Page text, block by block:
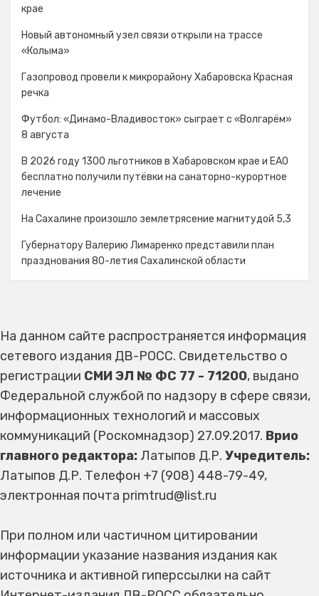
крае
Новый автономный узел связи открыли на трассе
«Колыма»
Газопровод провели к микрорайону Хабаровска Красная
речка
Футбол: «Динамо-Владивосток» сыграет с «Волгарём»
8 августа
В 2026 году 1300 льготников в Хабаровском крае и ЕАО
бесплатно получили путёвки на санаторно-курортное
лечение
На Сахалине произошло землетрясение магнитудой 5,3
Губернатору Валерию Лимаренко представили план
празднования 80-летия Сахалинской области
На данном сайте распространяется информация
сетевого издания ДВ-РОСС. Свидетельство о
регистрации СМИ ЭЛ № ФС 77 - 71200, выдано
Федеральной службой по надзору в сфере связи,
информационных технологий и массовых
коммуникаций (Роскомнадзор) 27.09.2017. Врио
главного редактора: Латыпов Д.Р. Учредитель:
Латыпов Д.Р. Телефон +7 (908) 448-79-49,
электронная почта primtrud@list.ru
При полном или частичном цитировании
информации указание названия издания как
источника и активной гиперссылки на сайт